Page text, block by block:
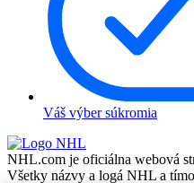
Váš výber súkromia
NHL.com je oficiálna webová
Všetky názvy a logá NHL a